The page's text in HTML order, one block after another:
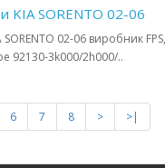
KIA SORENTO 02-06
02-06 виробник FPS,
92130-3k000/2h000/..
6 7 8 > >|